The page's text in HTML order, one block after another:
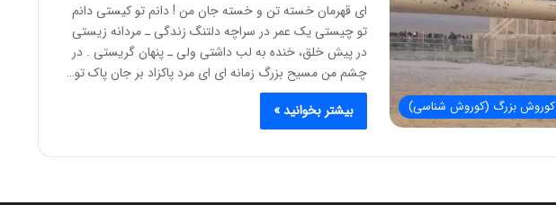
کوروش بزرگ (کوروش شناسی)
ای قهرمان خسته تن و خسته جان من ! دانم تو کیستی دانم
تو چیستی یک عمر در سراچه دلتنگ زندگی ـ مردانه زیستی
در پیش خلق، خنده به لب داشتی ولی ـ پنهان گریستی . در
چشم من مسیح بزرگ زمانه ای ای مرد پاکزاد بر جان پاک تو…
بیشتر بخوانید »